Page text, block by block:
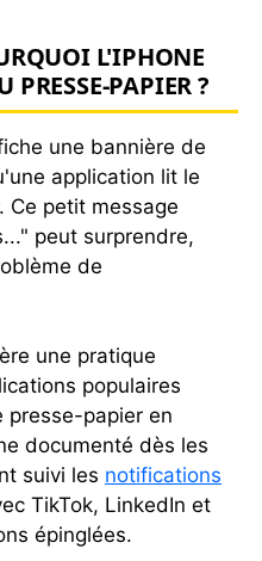
L'IPHONE
PRESSE-PAPIER ?
une bannière de
application lit le
Ce petit message
peut surprendre,
de
une pratique
populaires
presse-papier en
documenté dès les
suivi les notifications
TikTok, LinkedIn et
épinglées.